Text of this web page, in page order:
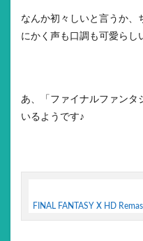
なんか初々しいと言うか、
にかく声も口調も可愛らし
あ、「ファイナルファンタ
いるようです♪
FINAL FANTASY X HD